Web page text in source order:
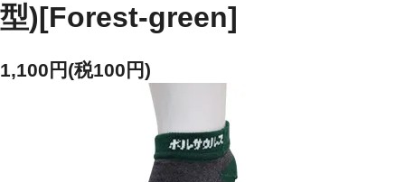
型)[Forest-green]
1,100円(税100円)